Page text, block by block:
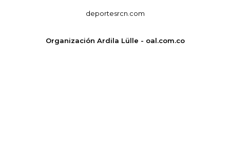
deportesrcn.com
Organización Ardila Lülle - oal.com.co